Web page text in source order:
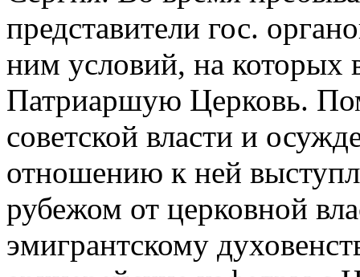
представители гос.
ним условий, на которых
Патриаршую Церковь.
советской власти и
отношению к ней
рубежом от церковной
эмигрантскому